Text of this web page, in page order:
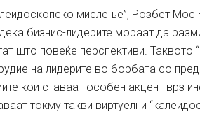
мислење”, Розбет
бизнис-лидерите мораат да
што повеќе перспективи. Таквото
на лидерите во борбата со
кои ставаат особен акцент врз
токму такви виртуелни